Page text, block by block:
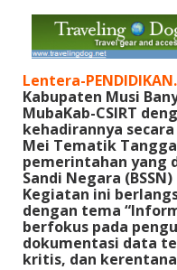
Lentera-
Kabupaten Musi
MubaKab-CSIRT
kehadirannya
Mei Tematik
pemerintahan yang
Sandi Negara
Kegiatan ini
dengan tema
berfokus pada
dokumentasi data
kritis, dan